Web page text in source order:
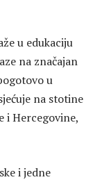
u edukaciju
na značajan
u
na stotine
i Hercegovine,
i jedne